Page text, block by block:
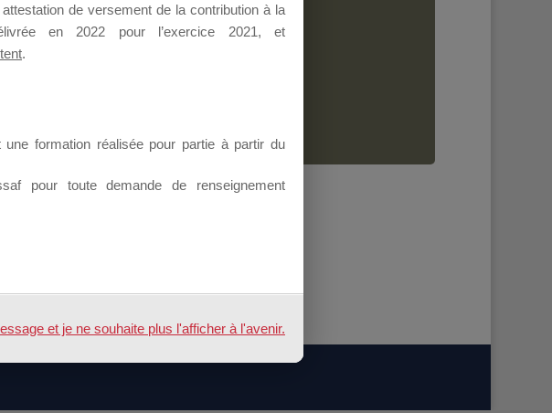
Mallette du Dirigeant.
ou poser une question.
de versement de la contribution à la
en 2022 pour l’exercice 2021, et
.
formation réalisée pour partie à partir du
pour toute demande de renseignement
et je ne souhaite plus l'afficher à l'avenir.